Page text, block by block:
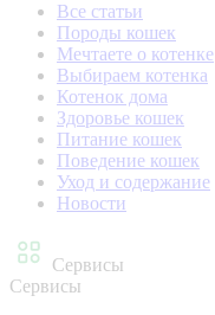
Все статьи
Породы кошек
Мечтаете о котенке
Выбираем котенка
Котенок дома
Здоровье кошек
Питание кошек
Поведение кошек
Уход и содержание
Новости
Сервисы
Сервисы